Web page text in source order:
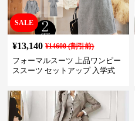
SALE
¥13,140 ¥14600(割引前)
フォーマルスーツ 上品ワンピー
ススーツ セットアップ 入学式